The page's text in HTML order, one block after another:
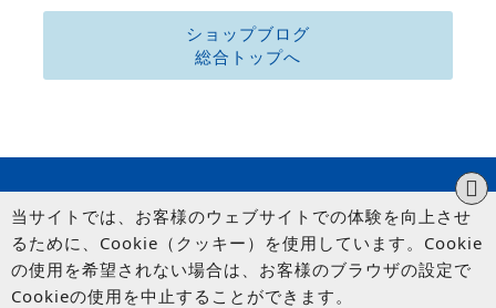
ショップブログ
総合トップへ
当サイトでは、お客様のウェブサイトでの体験を向上させ
るために、Cookie（クッキー）を使用しています。Cookie
の使用を希望されない場合は、お客様のブラウザの設定で
Cookieの使用を中止することができます。